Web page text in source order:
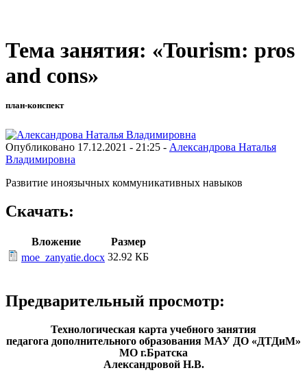
Тема занятия: «Tourism: pros
and cons»
план-конспект
Опубликовано 17.12.2021 - 21:25 - Александрова Наталья
Владимировна
Развитие иноязычных коммуникативных навыков
Скачать:
Вложение
Размер
moe_zanyatie.docx 32.92 КБ
Предварительный просмотр:
Технологическая карта учебного занятия
педагога дополнительного образования МАУ ДО «ДТДиМ»
МО г.Братска
Александровой Н.В.